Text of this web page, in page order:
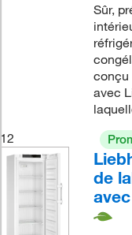
Sûr,
conçu
avec
12
de